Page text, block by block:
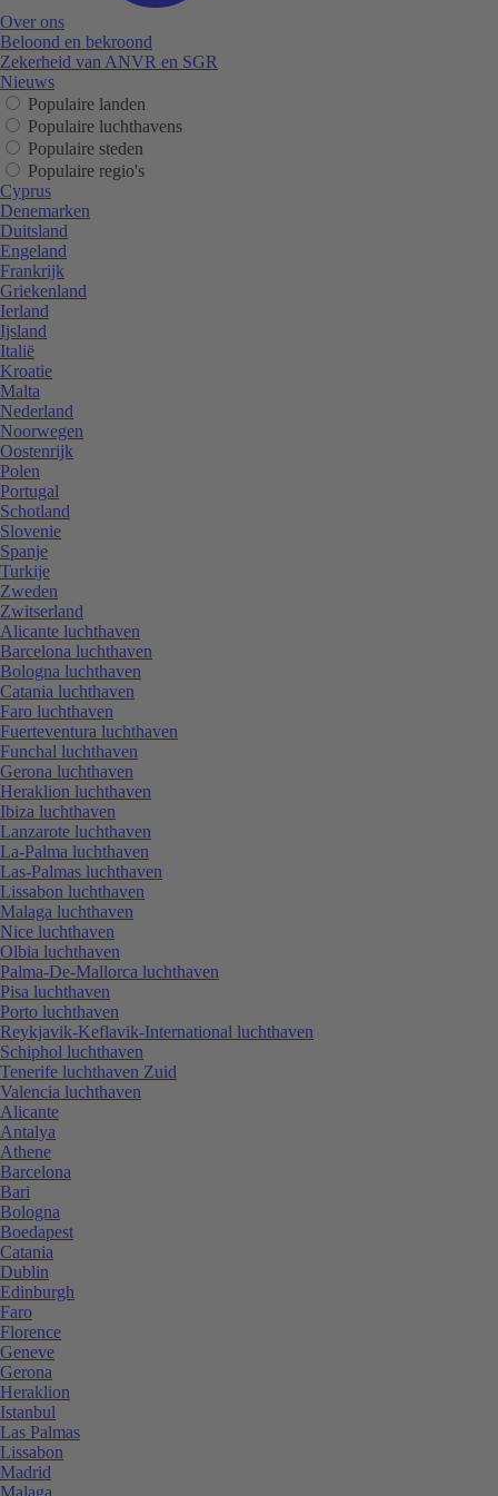
Over ons
Beloond en bekroond
Zekerheid van ANVR en SGR
Nieuws
Populaire landen
Populaire luchthavens
Populaire steden
Populaire regio's
Cyprus
Denemarken
Duitsland
Engeland
Frankrijk
Griekenland
Ierland
Ijsland
Italië
Kroatie
Malta
Nederland
Noorwegen
Oostenrijk
Polen
Portugal
Schotland
Slovenie
Spanje
Turkije
Zweden
Zwitserland
Alicante luchthaven
Barcelona luchthaven
Bologna luchthaven
Catania luchthaven
Faro luchthaven
Fuerteventura luchthaven
Funchal luchthaven
Gerona luchthaven
Heraklion luchthaven
Ibiza luchthaven
Lanzarote luchthaven
La-Palma luchthaven
Las-Palmas luchthaven
Lissabon luchthaven
Malaga luchthaven
Nice luchthaven
Olbia luchthaven
Palma-De-Mallorca luchthaven
Pisa luchthaven
Porto luchthaven
Reykjavik-Keflavik-International luchthaven
Schiphol luchthaven
Tenerife luchthaven Zuid
Valencia luchthaven
Alicante
Antalya
Athene
Barcelona
Bari
Bologna
Boedapest
Catania
Dublin
Edinburgh
Faro
Florence
Geneve
Gerona
Heraklion
Istanbul
Las Palmas
Lissabon
Madrid
Malaga